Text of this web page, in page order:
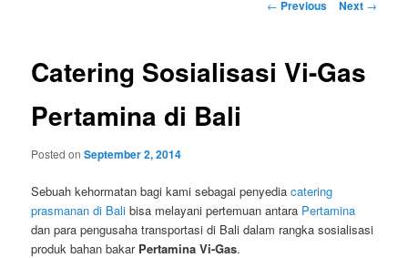
← Previous Next →
Catering Sosialisasi Vi-Gas
Pertamina di Bali
Posted onSeptember 2, 2014
Sebuah kehormatan bagi kami sebagai penyediacatering
prasmanan di Bali bisa melayani pertemuan antara Pertamina
dan para pengusaha transportasi di Bali dalam rangka sosialisasi
produk bahan bakar Pertamina Vi-Gas.